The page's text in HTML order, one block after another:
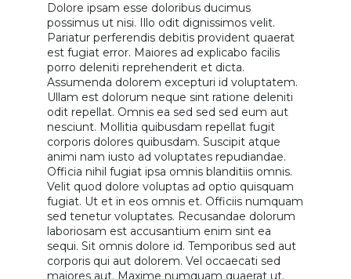
Dolore ipsam esse doloribus ducimus
possimus ut nisi. Illo odit dignissimos velit.
Pariatur perferendis debitis provident quaerat
est fugiat error. Maiores ad explicabo facilis
porro deleniti reprehenderit et dicta.
Assumenda dolorem excepturi id voluptatem.
Ullam est dolorum neque sint ratione deleniti
odit repellat. Omnis ea sed sed sed eum aut
nesciunt. Mollitia quibusdam repellat fugit
corporis dolores quibusdam. Suscipit atque
animi nam iusto ad voluptates repudiandae.
Officia nihil fugiat ipsa omnis blanditiis omnis.
Velit quod dolore voluptas ad optio quisquam
fugiat. Ut et in eos omnis et. Officiis numquam
sed tenetur voluptates. Recusandae dolorum
laboriosam est accusantium enim sint ea
sequi. Sit omnis dolore id. Temporibus sed aut
corporis qui aut dolorem. Vel occaecati sed